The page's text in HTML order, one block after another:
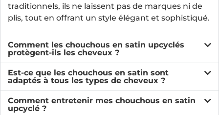
traditionnels, ils ne laissent pas de marques ni de
plis, tout en offrant un style élégant et sophistiqué.
Comment les chouchous en satin upcyclés
protègent-ils les cheveux ?
Est-ce que les chouchous en satin sont
adaptés à tous les types de cheveux ?
Comment entretenir mes chouchous en satin
upcyclé ?